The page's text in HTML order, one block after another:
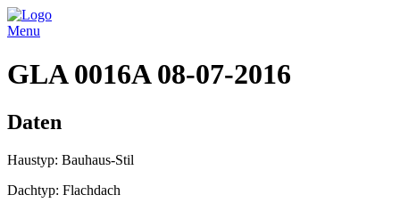
Menu
GLA 0016A 08-07-2016
Daten
Haustyp: Bauhaus-Stil
Dachtyp: Flachdach